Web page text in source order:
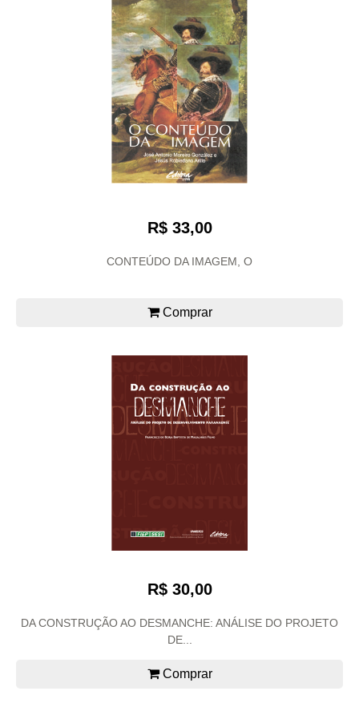
R$ 33,00
CONTEÚDO DA IMAGEM, O
Comprar
R$ 30,00
DA CONSTRUÇÃO AO DESMANCHE: ANÁLISE DO PROJETO
DE...
Comprar